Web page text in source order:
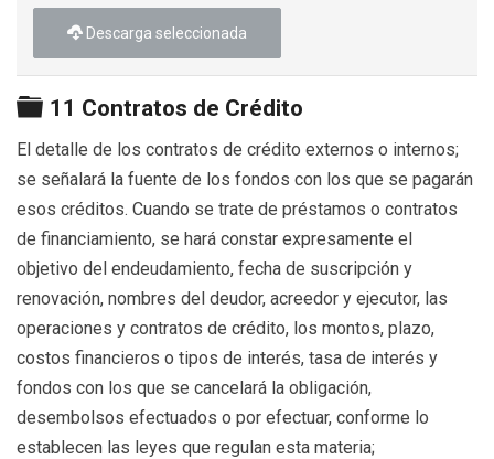
Descarga seleccionada
Carpeta
11 Contratos de Crédito
El detalle de los contratos de crédito externos o internos;
se señalará la fuente de los fondos con los que se pagarán
esos créditos. Cuando se trate de préstamos o contratos
de financiamiento, se hará constar expresamente el
objetivo del endeudamiento, fecha de suscripción y
renovación, nombres del deudor, acreedor y ejecutor, las
operaciones y contratos de crédito, los montos, plazo,
costos financieros o tipos de interés, tasa de interés y
fondos con los que se cancelará la obligación,
desembolsos efectuados o por efectuar, conforme lo
establecen las leyes que regulan esta materia;